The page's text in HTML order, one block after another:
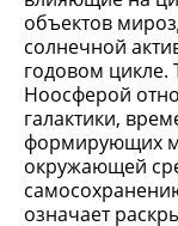
объектов
солнечной
годовом цикле.
Ноосферой
галактики,
формирующих
окружающей
означает